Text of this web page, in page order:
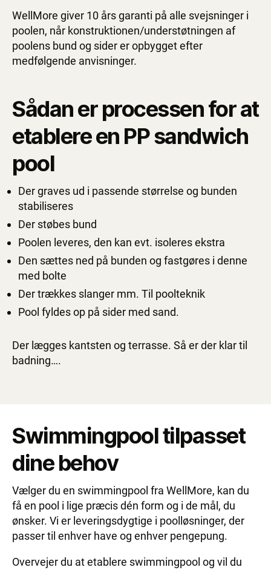
WellMore giver 10 års garanti på alle svejsninger i
poolen, når konstruktionen/understøtningen af
poolens bund og sider er opbygget efter
medfølgende anvisninger.
Sådan er processen for at
etablere en PP sandwich
pool
Der graves ud i passende størrelse og bunden
stabiliseres
Der støbes bund
Poolen leveres, den kan evt. isoleres ekstra
Den sættes ned på bunden og fastgøres i denne
med bolte
Der trækkes slanger mm. Til poolteknik
Pool fyldes op på sider med sand.
Der lægges kantsten og terrasse. Så er der klar til
badning….
Swimmingpool tilpasset
dine behov
Vælger du en swimmingpool fra WellMore, kan du
få en pool i lige præcis dén form og i de mål, du
ønsker. Vi er leveringsdygtige i poolløsninger, der
passer til enhver have og enhver pengepung.
Overvejer du at etablere swimmingpool og vil du